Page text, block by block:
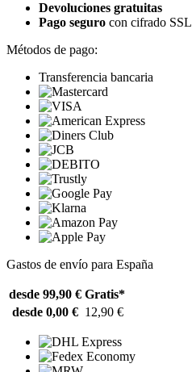
Devoluciones gratuitas
Pago seguro con cifrado SSL
Métodos de pago:
Transferencia bancaria
Gastos de envío para España
desde 99,90 € Gratis*
desde 0,00 € 12,90 €